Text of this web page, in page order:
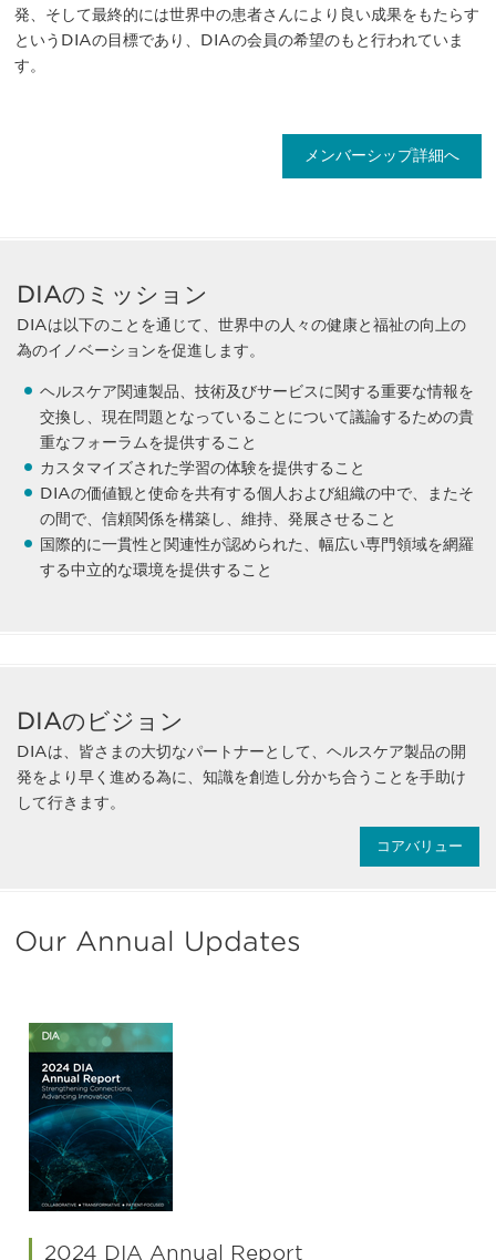
発、そして最終的には世界中の患者さんにより良い成果をもたらす
というDIAの目標であり、DIAの会員の希望のもと行われていま
す。
メンバーシップ詳細へ
DIAのミッション
DIAは以下のことを通じて、世界中の人々の健康と福祉の向上の
為のイノベーションを促進します。
ヘルスケア関連製品、技術及びサービスに関する重要な情報を
交換し、現在問題となっていることについて議論するための貴
重なフォーラムを提供すること
カスタマイズされた学習の体験を提供すること
DIAの価値観と使命を共有する個人および組織の中で、またそ
の間で、信頼関係を構築し、維持、発展させること
国際的に一貫性と関連性が認められた、幅広い専門領域を網羅
する中立的な環境を提供すること
DIAのビジョン
DIAは、皆さまの大切なパートナーとして、ヘルスケア製品の開
発をより早く進める為に、知識を創造し分かち合うことを手助け
して行きます。
コアバリュー
Our Annual Updates
2024 DIA Annual Report